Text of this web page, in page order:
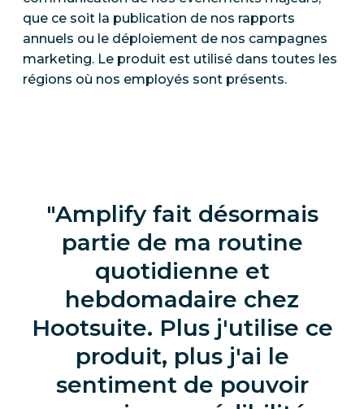
que ce soit la publication de nos rapports
annuels ou le déploiement de nos campagnes
marketing. Le produit est utilisé dans toutes les
régions où nos employés sont présents.
Amplify fait désormais
partie de ma routine
quotidienne et
hebdomadaire chez
Hootsuite. Plus j'utilise ce
produit, plus j'ai le
sentiment de pouvoir